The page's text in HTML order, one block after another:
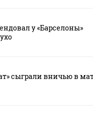
у «Барселоны»
сыграли вничью в